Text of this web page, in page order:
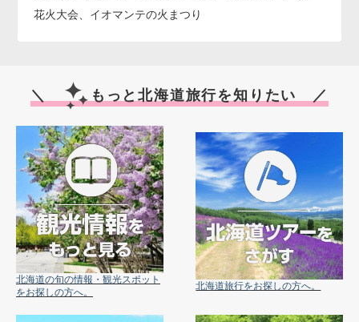
花火大会、イオマンテの火まつり
＼ もっと北海道旅行を知りたい ／
北海道の旬の情報・観光スポット
をお探しの方へ。
北海道旅行をお探しの方へ。